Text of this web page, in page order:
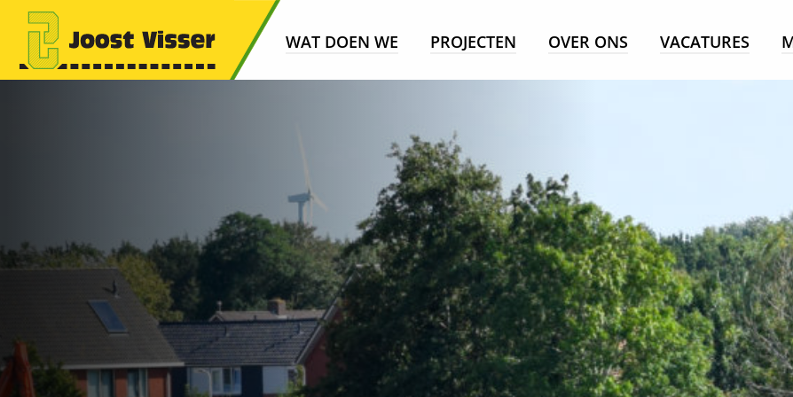
WAT DOEN WE PROJECTEN OVER ONS VACATURES